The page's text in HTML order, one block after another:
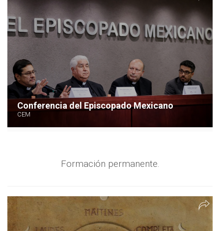
Conferencia del Episcopado Mexicano
CEM
Formación permanente.